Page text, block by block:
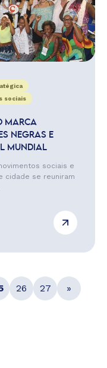
sociais
MARCA
NEGRAS E
MUNDIAL
sociais e
cidade se reuniram
26 27 »